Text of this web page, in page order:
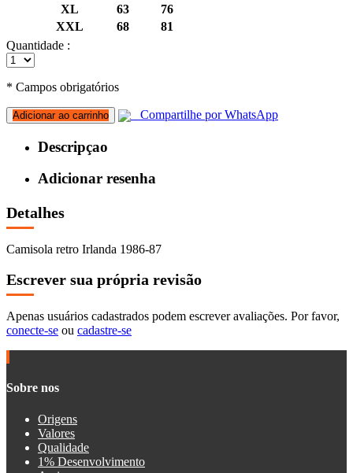
XL
63
76
XXL
68
81
Quantidade :
* Campos obrigatórios
Adicionar ao carrinho Compartilhe por WhatsApp
Descripçao
Adicionar resenha
Detalhes
Camisola retro Irlanda 1986-87
Escrever sua própria revisão
Apenas usuários cadastrados podem escrever avaliações. Por favor,
conecte-se ou cadastre-se
Sobre nos
Origens
Valores
Qualidade
1% Desenvolvimento